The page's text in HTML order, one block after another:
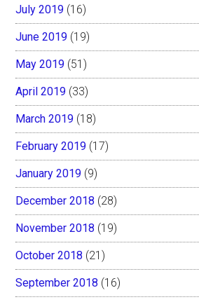
July 2019 (16)
June 2019 (19)
May 2019 (51)
April 2019 (33)
March 2019 (18)
February 2019 (17)
January 2019 (9)
December 2018 (28)
November 2018 (19)
October 2018 (21)
September 2018 (16)